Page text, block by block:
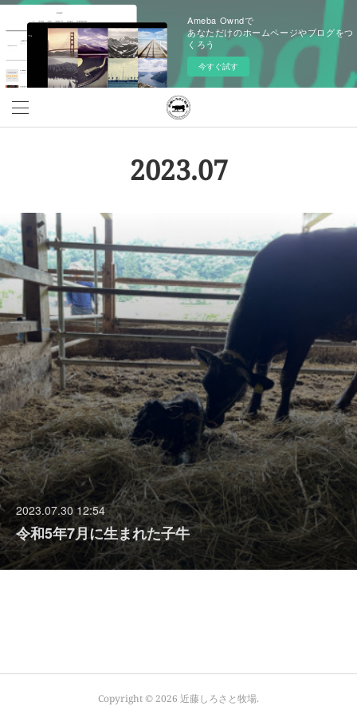
Ameba Owndで
あなただけのホームページやブログをつ
くろう
今すぐ試す
2023.07
2023.07.30 12:54
令和5年7月に生まれた子牛
Copyright ©2026 近藤しろさと牧場.